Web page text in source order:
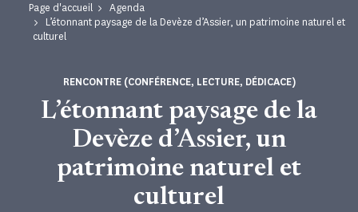
Page d'accueil
Agenda
L’étonnant paysage de la Devèze d’Assier, un patrimoine naturel et
culturel
L’étonnant paysage de la
Devèze d’Assier, un
patrimoine naturel et
culturel
RENCONTRE (CONFÉRENCE, LECTURE, DÉDICACE)